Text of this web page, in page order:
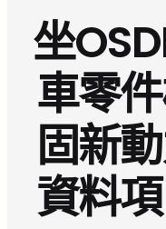
坐
車零
固新
資料